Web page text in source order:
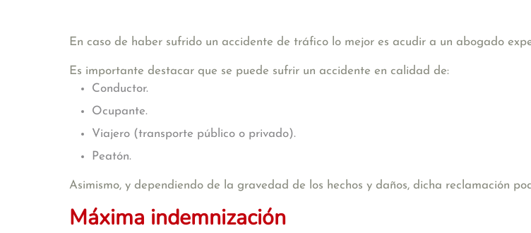
En caso de haber sufrido un accidente de tráfico lo mejor es acudir a un abogado
Es importante destacar que se puede sufrir un accidente en calidad de:
Conductor.
Ocupante.
Viajero (transporte público o privado).
Peatón.
Asimismo, y dependiendo de la gravedad de los hechos y daños, dicha reclamación
Máxima indemnización